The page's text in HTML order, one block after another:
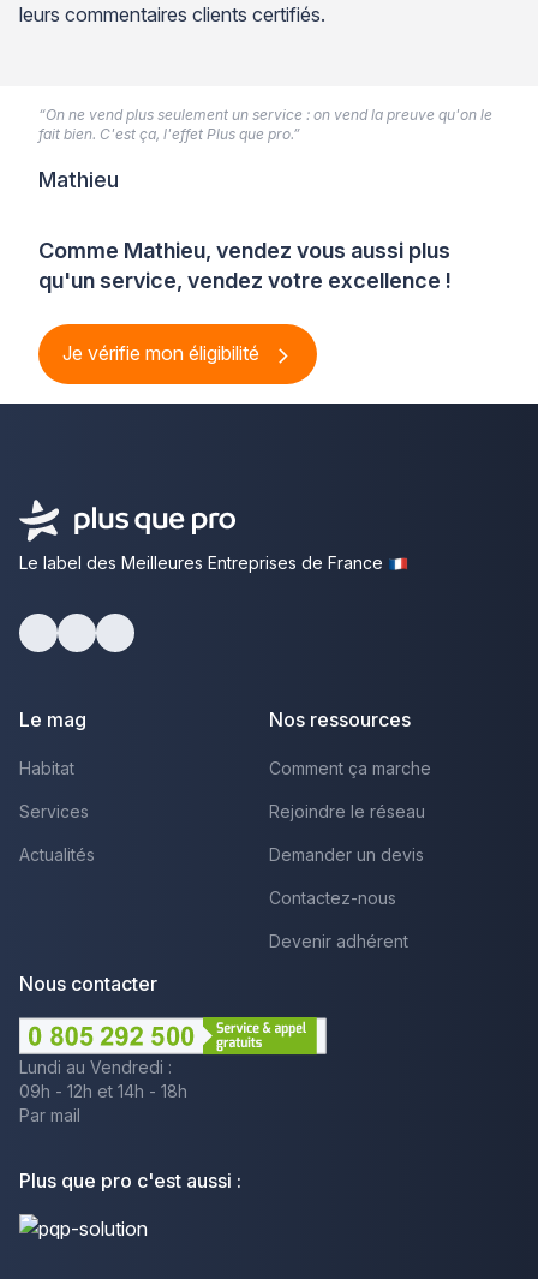
leurs commentaires clients certifiés.
Comme Mathieu, vendez vous aussi plus
qu'un service, vendez votre excellence !
Je vérifie mon éligibilité
“On ne vend plus seulement un service : on vend la preuve qu'on le
fait bien. C'est ça, l'effet Plus que pro.”
Mathieu
Le label des Meilleures Entreprises de France
Le mag
Habitat
Services
Actualités
Nos ressources
Comment ça marche
Rejoindre le réseau
Demander un devis
Contactez-nous
Devenir adhérent
Nous contacter
Lundi au Vendredi :
09h - 12h et 14h - 18h
Par mail
Plus que pro c'est aussi :